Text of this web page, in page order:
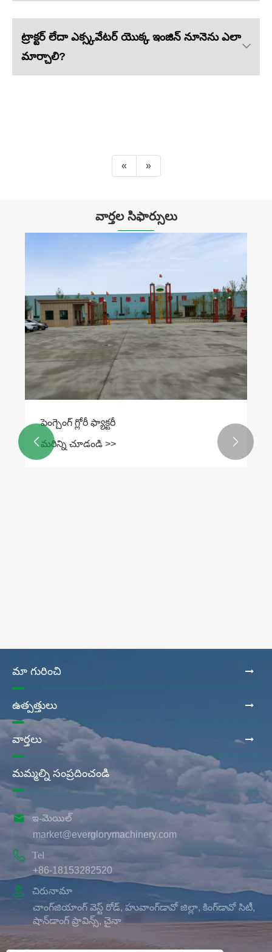
ట్రాక్టర్ లేదా ఎక్స్కవేటర్ యొక్క ఇంజిన్ నూనెను ఎలా
మార్చాలి?
« »
వార్తల సిఫార్సులు
పెంగ్చెంగ్ గ్లోరీ ఫ్యాక్టరీ
మరిన్ని చూడండి >>
 
మా గురించి
ఉత్పత్తులు
వార్తలు
మమ్మల్ని సంప్రదించండి
 ఇ-మెయిల్
market@everglorymachinery.com

Tel
+86-18153282520

చిరునామా
చాంగ్‌జియాంగ్ వెస్ట్ రోడ్, హువాంగ్‌డావో జిల్లా, కింగ్‌డావో సిటీ,
షాన్‌డాంగ్ ప్రావిన్స్, చైనా